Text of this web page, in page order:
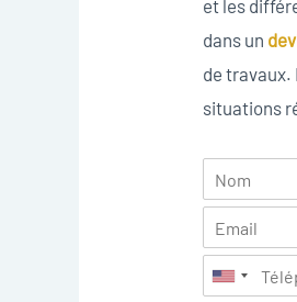
et les
dans un
de travaux.
situations